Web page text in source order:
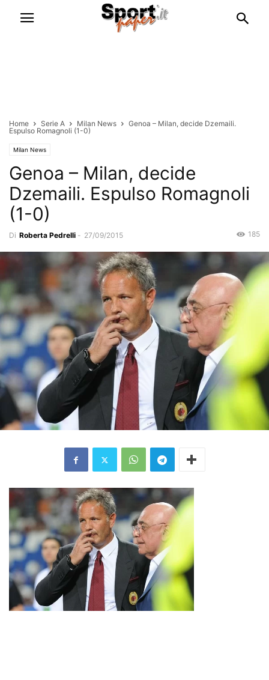
Home Serie A Milan News
Genoa – Milan, decide Dzemaili.
Espulso Romagnoli (1-0)
Milan News
Genoa – Milan, decide
Dzemaili. Espulso Romagnoli
(1-0)
Di Roberta Pedrelli - 27/09/2015 185